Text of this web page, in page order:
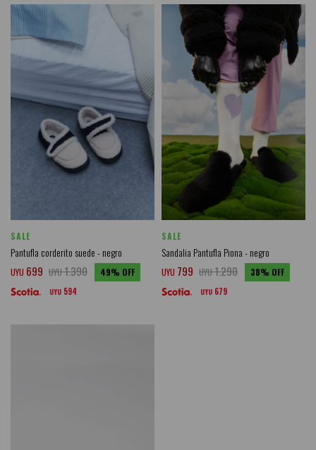
SALE
Pantufla corderito suede - negro
UYU 699 UYU1.390 49
UYU 594
SALE
Sandalia Pantufla Piona - negro
UYU 799 UYU1.290 38
UYU 679